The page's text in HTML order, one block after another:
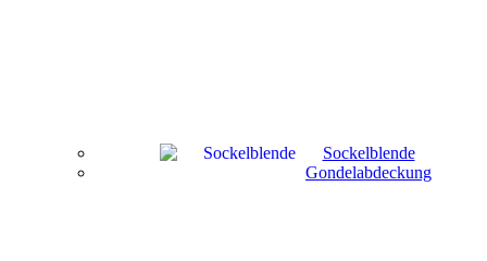
Sockelblende
Gondelabdeckung